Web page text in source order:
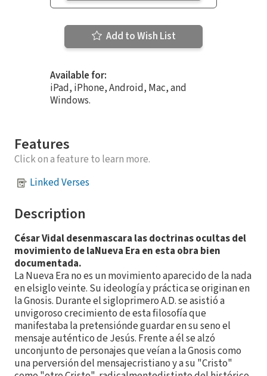
Add to Wish List
Available for:
iPad, iPhone, Android, Mac, and
Windows.
Features
Click on a feature to learn more.
Linked Verses
Description
César Vidal desenmascara las doctrinas ocultas del
movimiento de laNueva Era en esta obra bien
documentada.
La Nueva Era no es un movimiento aparecido de la nada
en elsiglo veinte. Su ideología y práctica se originan en
la Gnosis. Durante el sigloprimero A.D. se asistió a
unvigoroso crecimiento de esta filosofía que
manifestaba la pretensiónde guardar en su seno el
mensaje auténtico de Jesús. Frente a él se alzó
unconjunto de personajes que veían a la Gnosis como
una perversión del mensajecristiano y a su "Cristo"